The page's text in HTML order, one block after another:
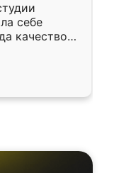
себе
качеством
уже почти